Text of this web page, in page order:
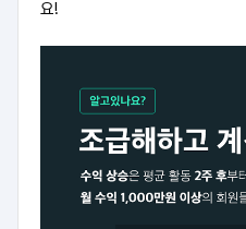
요!